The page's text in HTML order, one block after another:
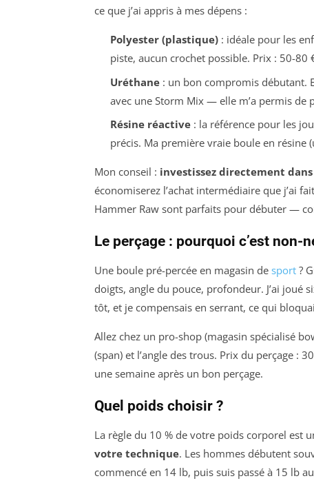
ce que j’ai appris à mes dépens :
Polyester (plastique): idéale pour les
piste, aucun crochet possible. Prix : 50-80
Uréthane: un bon compromis débutant.
avec une Storm Mix — elle m’a permis de
Résine réactive: la référence pour les
précis. Ma première vraie boule en résine
Mon conseil : investissez directement
économiserez l’achat intermédiaire que j’ai
Hammer Raw sont parfaits pour débuter —
Le perçage : pourquoi c’est non-
Une boule pré-percée en magasin de sport ?
doigts, angle du pouce, profondeur. J’ai
tôt, et je compensais en serrant, ce qui
Allez chez un pro-shop (magasin spécialisé
(span) et l’angle des trous. Prix du perçage :
une semaine après un bon perçage.
Quel poids choisir ?
La règle du 10 % de votre poids corporel est
votre technique. Les hommes débutent
commencé en 14 lb, puis suis passé à 15 lb